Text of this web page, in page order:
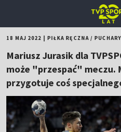
18 MAJ 2022 PIŁKA RĘCZNA/ PUCHARY
Mariusz Jurasik dla
może "przespać" meczu.
przygotuje coś